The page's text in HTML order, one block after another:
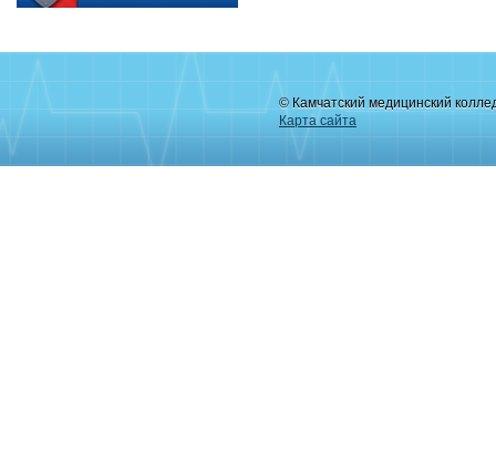
© Камчатский медицинский
Карта сайта